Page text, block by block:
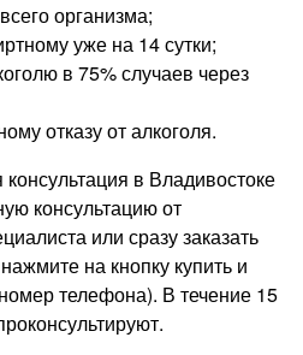
организма;
уже на 14 сутки;
в 75% случаев через
отказу от алкоголя.
в Владивостоке
консультацию от
или сразу заказать
на кнопку купить и
телефона). В течение 15